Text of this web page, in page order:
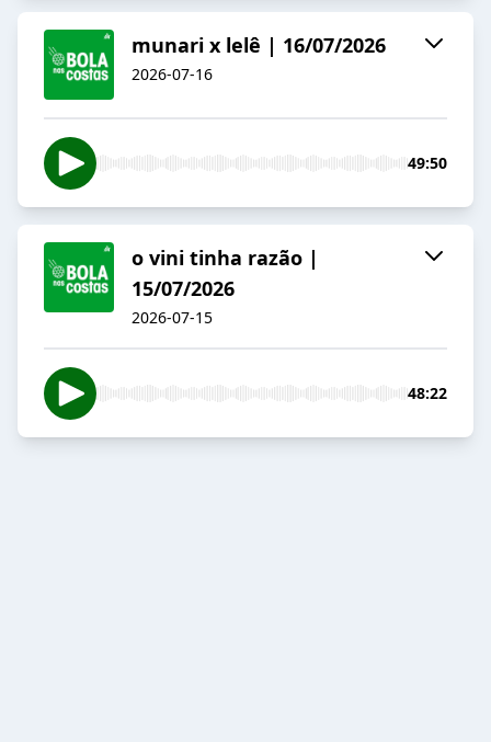
munari x lelê | 16/07/2026
2026-07-16
49:50
o vini tinha razão |
15/07/2026
2026-07-15
48:22